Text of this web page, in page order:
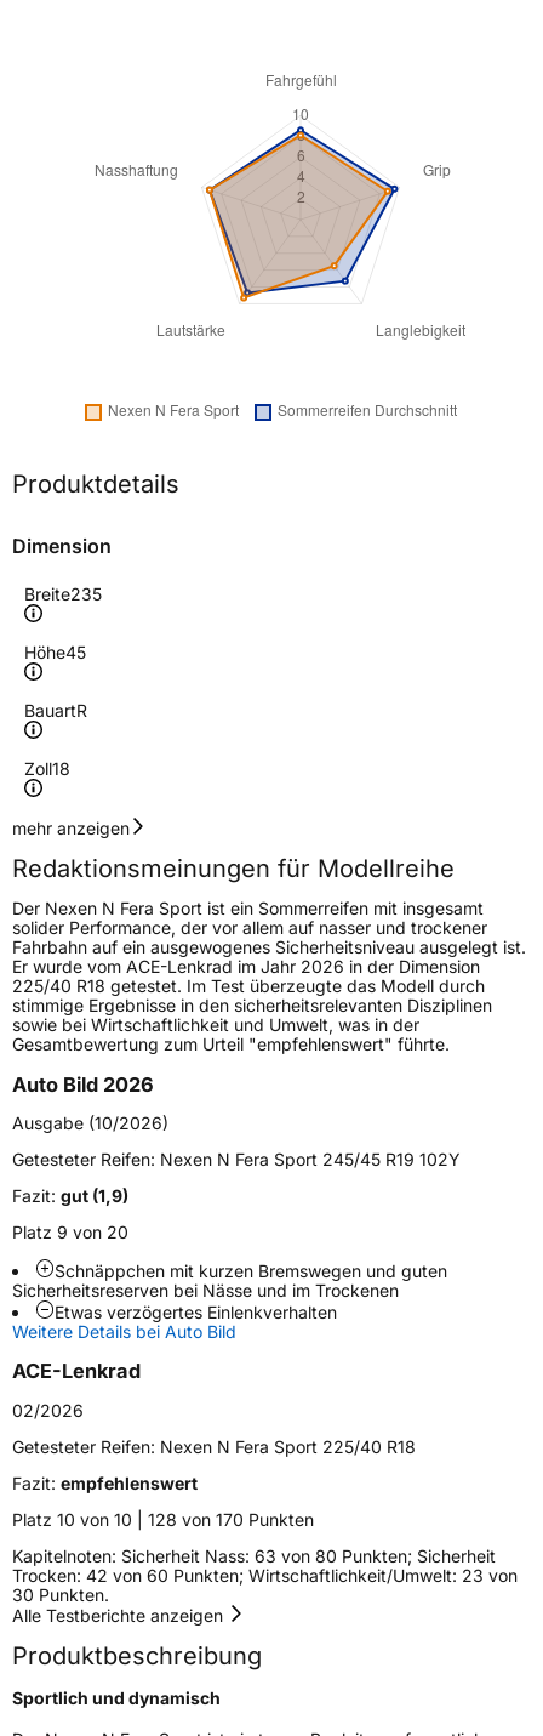
Produktdetails
Dimension
Breite235
Höhe45
BauartR
Zoll18
Geschwindigkeitsindex
Höchstgeschwindigkeit
300 km/h
Lastindex98
Höchstlast750 kg
Gewicht (in kg)10,828 kg
FahrzeugtypPKW
VerwendungSommerreifen
ModellnameN Fera Sport
FahrzeugartPKW & SUV
Weitere Eigenschaften
SchlauchtypTL
Zustand
Verstärkt XL
Elektro Ja
EU Label
Nasshaftung A
mehr anzeigen
Redaktionsmeinungen für Modellreihe
Der Nexen N Fera Sport ist ein Sommerreifen mit insgesamt
solider Performance, der vor allem auf nasser und trockener
Fahrbahn auf ein ausgewogenes Sicherheitsniveau ausgelegt ist.
Er wurde vom ACE-Lenkrad im Jahr 2026 in der Dimension
225/40 R18 getestet. Im Test überzeugte das Modell durch
stimmige Ergebnisse in den sicherheitsrelevanten Disziplinen
sowie bei Wirtschaftlichkeit und Umwelt, was in der
Gesamtbewertung zum Urteil "empfehlenswert" führte.
Auto Bild 2026
Ausgabe (10/2026)
Getesteter Reifen: Nexen N Fera Sport 245/45 R19 102Y
Fazit: gut (1,9)
Platz 9 von 20
Schnäppchen mit kurzen Bremswegen und guten
Sicherheitsreserven bei Nässe und im Trockenen
Etwas verzögertes Einlenkverhalten
Weitere Details bei Auto Bild
ACE-Lenkrad
02/2026
Getesteter Reifen: Nexen N Fera Sport 225/40 R18
Fazit: empfehlenswert
Platz 10 von 10 | 128 von 170 Punkten
Kapitelnoten: Sicherheit Nass: 63 von 80 Punkten; Sicherheit
Trocken: 42 von 60 Punkten; Wirtschaftlichkeit/Umwelt: 23 von
30 Punkten.
Alle Testberichte anzeigen
Produktbeschreibung
Sportlich und dynamisch